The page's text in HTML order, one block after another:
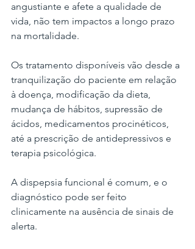
angustiante e afete a qualidade de
vida, não tem impactos a longo prazo
na mortalidade.
Os tratamento disponíveis vão desde a
tranquilização do paciente em relação
à doença, modificação da dieta,
mudança de hábitos, supressão de
ácidos, medicamentos procinéticos,
até a prescrição de antidepressivos e
terapia psicológica.
A dispepsia funcional é comum, e o
diagnóstico pode ser feito
clinicamente na ausência de sinais de
alerta.